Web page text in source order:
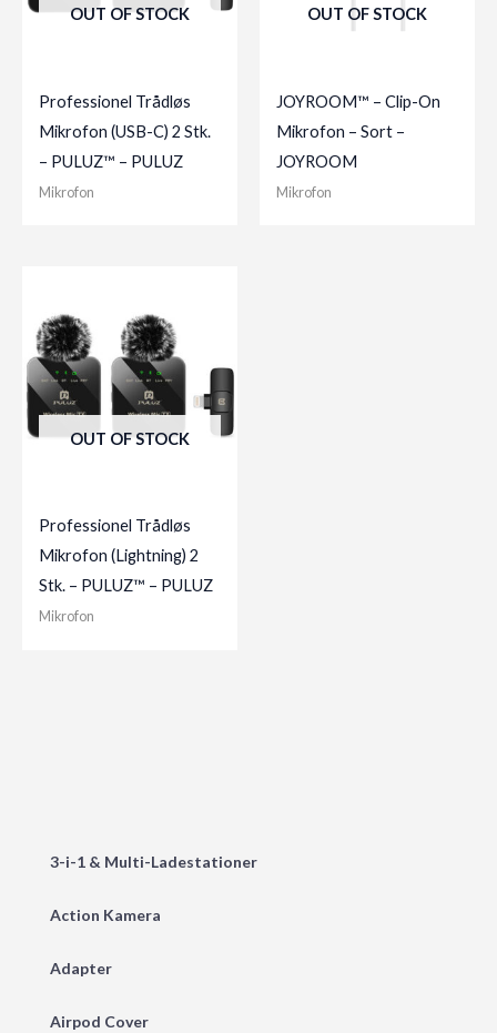
3-i-1 & Multi-Ladestationer
Action Kamera
Adapter
Airpod Cover
OUT OF STOCK
Professionel Trådløs
Mikrofon (USB-C) 2 Stk.
– PULUZ™ – PULUZ
Mikrofon
OUT OF STOCK
JOYROOM™ – Clip-On
Mikrofon – Sort –
JOYROOM
Mikrofon
OUT OF STOCK
Professionel Trådløs
Mikrofon (Lightning) 2
Stk. – PULUZ™ – PULUZ
Mikrofon